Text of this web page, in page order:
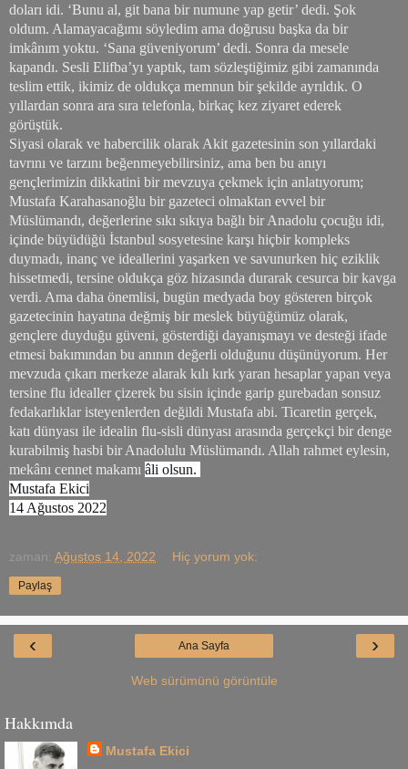
doları idi. ‘Bunu al, git bana bir numune yap getir’ dedi. Şok
oldum. Alamayacağımı söyledim ama doğrusu başka da bir
imkânım yoktu. ‘Sana güveniyorum’ dedi. Sonra da mesele
kapandı. Sesli Elifba’yı yaptık, tam sözleştiğimiz gibi zamanında
teslim ettik, ikimiz de oldukça memnun bir şekilde ayrıldık. O
yıllardan sonra ara sıra telefonla, birkaç kez ziyaret ederek
görüştük.
Siyasi olarak ve habercilik olarak Akit gazetesinin son yıllardaki
tavrını ve tarzını beğenmeyebilirsiniz, ama ben bu anıyı
gençlerimizin dikkatini bir mevzuya çekmek için anlatıyorum;
Mustafa Karahasanoğlu bir gazeteci olmaktan evvel bir
Müslümandı, değerlerine sıkı sıkıya bağlı bir Anadolu çocuğu idi,
içinde büyüdüğü İstanbul sosyetesine karşı hiçbir kompleks
duymadı, inanç ve ideallerini yaşarken ve savunurken hiç eziklik
hissetmedi, tersine oldukça göz hizasında durarak cesurca bir kavga
verdi. Ama daha önemlisi, bugün medyada boy gösteren birçok
gazetecinin hayatına değmiş bir meslek büyüğümüz olarak,
gençlere duyduğu güveni, gösterdiği dayanışmayı ve desteği ifade
etmesi bakımından bu anının değerli olduğunu düşünüyorum. Her
mevzuda çıkarı merkeze alarak kılı kırk yaran hesaplar yapan veya
tersine flu idealler çizerek bu sisin içinde garip gurebadan sonsuz
fedakarlıklar isteyenlerden değildi Mustafa abi. Ticaretin gerçek,
katı dünyası ile idealin flu-sisli dünyası arasında gerçekçi bir denge
kurabilmiş hasbi bir Anadolulu Müslümandı. Allah rahmet eylesin,
mekânı cennet makamı âli olsun.
Mustafa Ekici
14 Ağustos 2022
zaman: Ağustos 14, 2022 Hiç yorum yok:
Paylaş
‹ ›
Ana Sayfa
Web sürümünü görüntüle
Hakkımda
Mustafa Ekici